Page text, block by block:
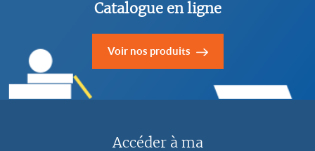
Catalogue en ligne
Voir nos produits
Accéder à ma